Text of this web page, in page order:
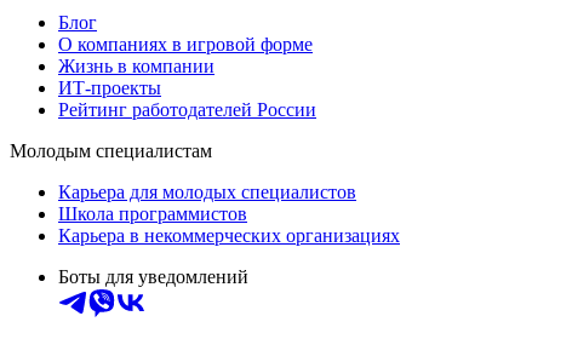
Блог
О компаниях в игровой форме
Жизнь в компании
ИТ-проекты
Рейтинг работодателей России
Молодым специалистам
Карьера для молодых специалистов
Школа программистов
Карьера в некоммерческих организациях
Боты для уведомлений